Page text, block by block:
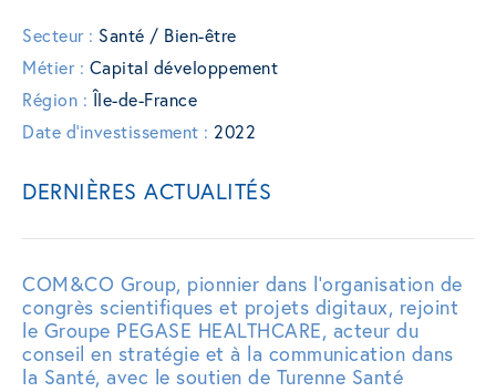
Secteur : Santé / Bien-être
Métier : Capital développement
Région : Île-de-France
Date d'investissement : 2022
DERNIÈRES ACTUALITÉS
COM&CO Group, pionnier dans l’organisation de
congrès scientifiques et projets digitaux, rejoint
le Groupe PEGASE HEALTHCARE, acteur du
conseil en stratégie et à la communication dans
la Santé, avec le soutien de Turenne Santé